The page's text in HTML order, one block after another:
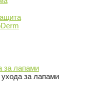
за лапами
за лапами